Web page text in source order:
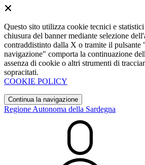
Questo sito utilizza cookie tecnici e
chiusura del banner mediante selezione
contraddistinto dalla X o tramite il pulsante
navigazione" comporta la continuazione
assenza di cookie o altri strumenti di
sopracitati.
COOKIE POLICY
Continua la navigazione
Regione Autonoma della Sardegna